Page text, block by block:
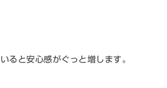
ると安心感がぐっと増します。